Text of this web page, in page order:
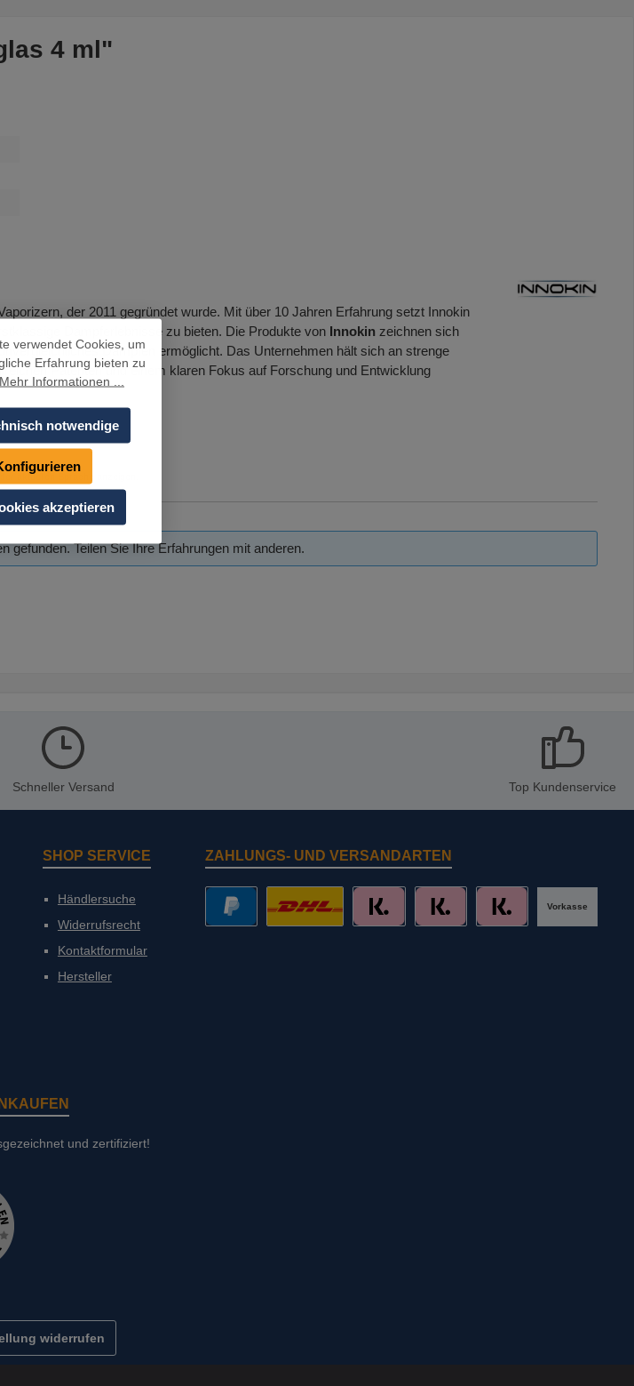
4 ml"
der 2011 gegründet wurde. Mit über 10 Jahren Erfahrung setzt Innokin
Dampferlebnisse zu bieten. Die Produkte von Innokin zeichnen sich
Dampfen ermöglicht. Das Unternehmen hält sich an strenge
Patenten und einem klaren Fokus auf Forschung und Entwicklung
aktuellen Sprache anzeigen.
gefunden. Teilen Sie Ihre Erfahrungen mit anderen.
Schneller Versand Top Kundenservice
SHOP SERVICE
Händlersuche
Widerrufsrecht
Kontaktformular
Hersteller
ZAHLUNGS- UND VERSANDARTEN
Vorkasse
und zertifiziert!
widerrufen
verwendet Cookies, um
Erfahrung bieten zu
Mehr Informationen ...
notwendige
akzeptieren